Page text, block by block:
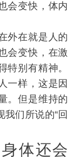
会变快，体内
外在就是人的
会变快，在激
特别有精神。
一样，这是因
。但是维持的
们所说的“回
身体还会